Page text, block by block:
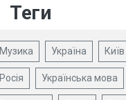
Теги
Музика Україна Київ
Росія Українська мова